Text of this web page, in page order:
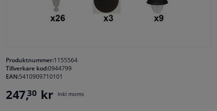
Fönster & Tillbehör
Bilvård & Tillbehör
Verkstad & Verktyg
Produktnummer:1155564
Tillverkare kod:0944799
EAN:5410909710101
247,30 kr Inkl moms